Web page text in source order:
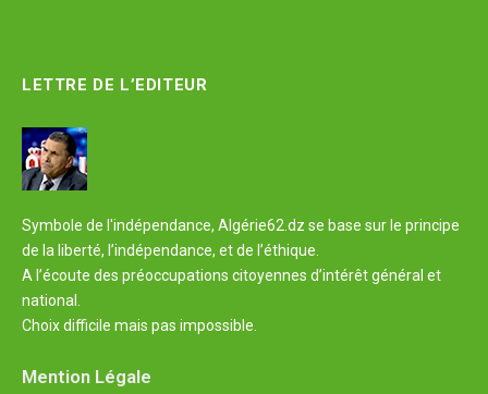
LETTRE DE L’EDITEUR
Symbole de l'indépendance, Algérie62.dz se base sur le principe
de la liberté, l’indépendance, et de l’éthique.
A l’écoute des préoccupations citoyennes d’intérêt général et
national.
Choix difficile mais pas impossible.
Mention Légale